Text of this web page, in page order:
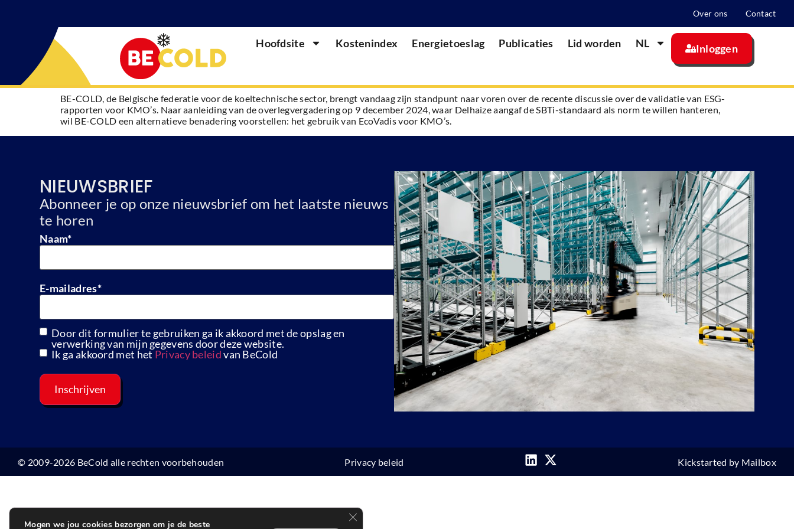
Over ons Contact
Hoofdsite Kostenindex Energietoeslag Publicaties Lid worden NL Inloggen
BE-COLD, de Belgische federatie voor de koeltechnische sector, brengt vandaag zijn standpunt naar voren over de recente discussie over de validatie van ESG-
rapporten voor KMO’s. Naar aanleiding van de overlegvergadering op 9 december 2024, waar Delhaize aangaf de SBTi-standaard als norm te willen hanteren,
wil BE-COLD een alternatieve benadering voorstellen: het gebruik van EcoVadis voor KMO’s.
NIEUWSBRIEF
Abonneer je op onze nieuwsbrief om het laatste nieuws
te horen
Naam*
E-mailadres*
GDPR
Door dit formulier te gebruiken ga ik akkoord met de opslag en
verwerking van mijn gegevens door deze website.
Ik ga akkoord met het Privacy beleidvan BeCold
© 2009-2026 BeCold alle rechten voorbehouden Privacy beleid Kickstarted by Mailbox
Mogen we jou cookies bezorgen om je de beste
Sluit AVG/GDPR cookie banner